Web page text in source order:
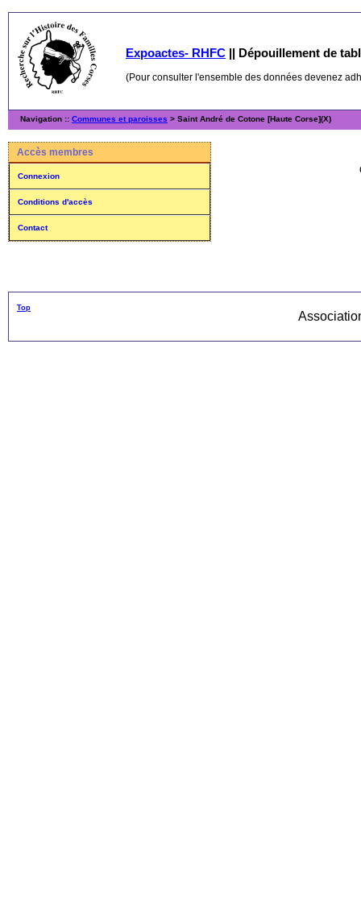
Expoactes- RHFC || Dépouillement de
(Pour consulter l'ensemble des données devenez
Navigation :: Communes et paroisses > Saint André de Cotone [Haute Corse](X)
Accès membres
Connexion
Conditions d'accès
Contact
Top